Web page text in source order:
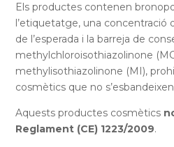
Els productes contenen
l’etiquetatge, una
de l’esperada i la barreja de
methylchloroisothiazolinone
methylisothiazolinone (MI),
cosmètics que no
Aquests productes cosmètics
Reglament (CE) 1223/2009.